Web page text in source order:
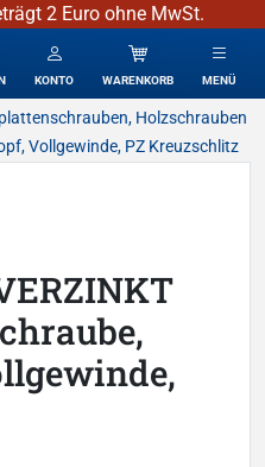
2 Euro ohne MwSt.
KONTO WARENKORB MENÜ
Holzschrauben
Vollgewinde, PZ Kreuzschlitz